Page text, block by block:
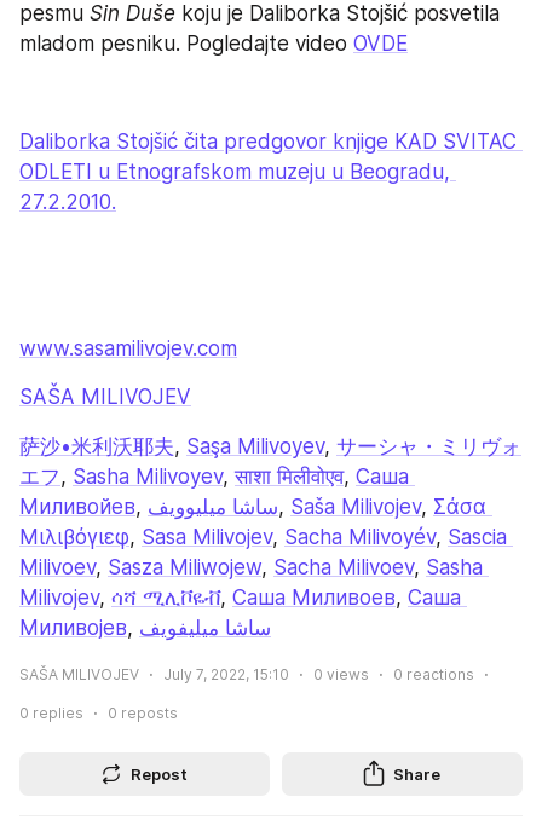
pesmu Sin Duše koju je Daliborka Stojšić posvetila
mladom pesniku. Pogledajte video OVDE
Daliborka Stojšić čita predgovor knjige KAD SVITAC
ODLETI u Etnografskom muzeju u Beogradu,
27.2.2010.
www.sasamilivojev.com
SAŠA MILIVOJEV
萨沙•米利沃耶夫, Saşa Milivoyev, サーシャ・ミリヴォ
エフ, Sasha Milivoyev, साशा मिलीवोएव, Саша
Миливойев, ساشا میلیوویف, Saša Milivojev, Σάσα
Μιλιβόγιεφ, Sasa Milivojev, Sacha Milivoyév, Sascia
Milivoev, Sasza Miliwojew, Sacha Milivoev, Sasha
Milivojev, ሳሻ ሚሊቮዬቭ, Саша Миливоев, Саша
Миливојев, ساشا ميليفويف
SAŠA MILIVOJEV July 7, 2022, 15:10 0 views 0 reactions
0 replies 0 reposts
Repost Share